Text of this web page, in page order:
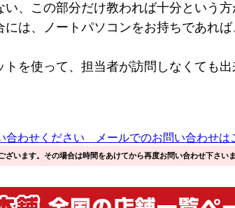
、この部分だけ教われば十分という方
は、ノートパソコンをお持ちであれ
を使って、担当者が訪問しなくても出
います。その場合は時間をあけてから再度お問い合わせ下さい